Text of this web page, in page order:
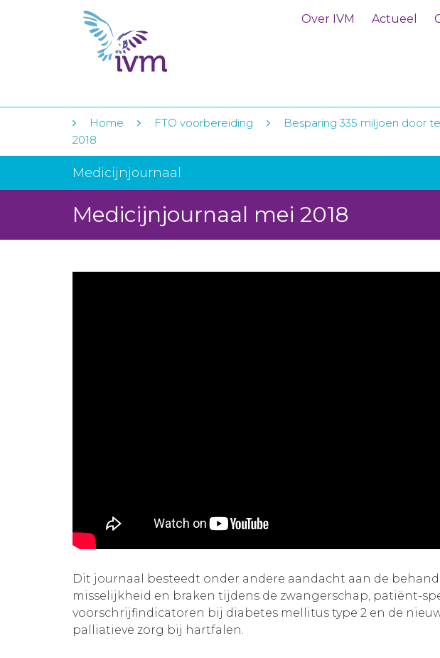
Over IVM Actueel
Home FTO voorbereiding Besparing 335 miljoen door
2018
Medicijnjournaal
Medicijnjournaal mei 2018
Dit journaal besteedt onder andere aandacht aan de
misselijkheid en braken tijdens de zwangerschap, patiënt-
voorschrijfindicatoren bij diabetes mellitus type 2 en de
palliatieve zorg bij hartfalen.